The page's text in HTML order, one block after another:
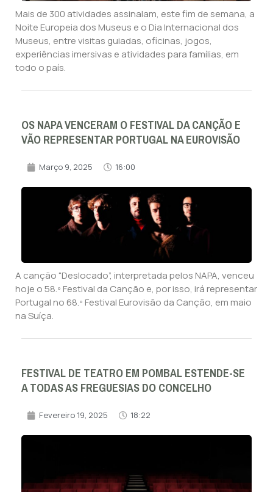
Mais de 300 atividades assinalam, este fim de semana, a
Noite Europeia dos Museus e o Dia Internacional dos
Museus, entre visitas guiadas, oficinas, jogos,
experiências imersivas e atividades para famílias, em
todo o país.
OS NAPA VENCERAM O FESTIVAL DA CANÇÃO E
VÃO REPRESENTAR PORTUGAL NA EUROVISÃO
Março 9, 2025 16:00
A canção “Deslocado”, interpretada pelos NAPA, venceu
hoje o 58.º Festival da Canção e, por isso, irá representar
Portugal no 68.º Festival Eurovisão da Canção, em maio
na Suíça.
FESTIVAL DE TEATRO EM POMBAL ESTENDE-SE
A TODAS AS FREGUESIAS DO CONCELHO
Fevereiro 19, 2025 18:22